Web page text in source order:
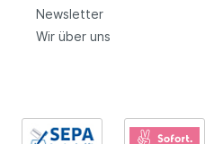
Newsletter
Wir über uns